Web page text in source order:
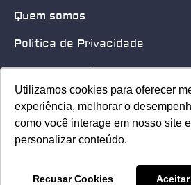
Utilizamos cookies para oferecer
experiência, melhorar o
como você interage em nosso site e
personalizar conteúdo.
Recusar Cookies
Utilizamos cookies para oferecer
experiência, melhorar o
como você interage em nosso site e
personalizar conteúdo.
Recusar Cookies
Quem somos
Política de Privacidade
Quero patrocinar
Contato
Home
© 2025 Security Leader. Todos os